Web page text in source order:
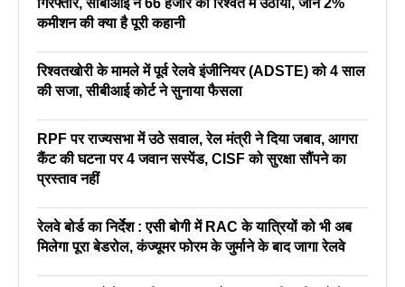
कमीशन की क्या है पूरी कहानी
रिश्वतखोरी के मामले में पूर्व रेलवे इंजीनियर (ADSTE) को 4 साल
की सजा, सीबीआई कोर्ट ने सुनाया फैसला
RPF पर राज्यसभा में उठे सवाल, रेल मंत्री ने दिया जबाव, आगरा
कैंट की घटना पर 4 जवान सस्पेंड, CISF को सुरक्षा सौंपने का
प्रस्ताव नहीं
रेलवे बोर्ड का निर्देश : एसी बोगी में RAC के यात्रियों को भी अब
मिलेगा पूरा बेडरोल, कंज्यूमर फोरम के जुर्माने के बाद जागा रेलवे